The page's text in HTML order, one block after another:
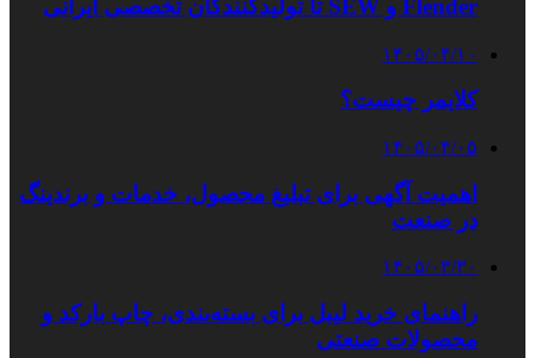
Flender و SEW تا تولیدکنندگان تخصصی ایرانی
۱۴۰۵/۰۴/۱۰
کلایمر چیست؟
۱۴۰۵/۰۴/۰۵
اهمیت آگهی برای تبلیغ محصول، خدمات و برندینگ
در صنعت
۱۴۰۵/۰۳/۳۰
راهنمای خرید لیبل برای بسته‌بندی، چاپ بارکد و
محصولات صنعتی